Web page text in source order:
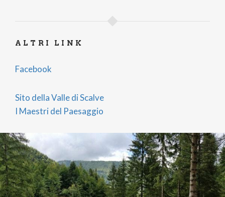
ALTRI LINK
Facebook
Sito della Valle di Scalve
I Maestri del Paesaggio